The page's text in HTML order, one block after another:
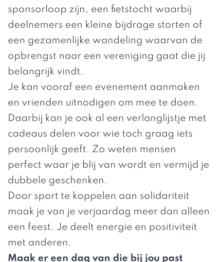
sponsorloop zijn, een fietstocht waarbij
deelnemers een kleine bijdrage storten of
een gezamenlijke wandeling waarvan de
opbrengst naar een vereniging gaat die jij
belangrijk vindt.
Je kan vooraf een evenement aanmaken
en vrienden uitnodigen om mee te doen.
Daarbij kan je ook al een verlanglijstje met
cadeaus delen voor wie toch graag iets
persoonlijk geeft. Zo weten mensen
perfect waar je blij van wordt en vermijd je
dubbele geschenken.
Door sport te koppelen aan solidariteit
maak je van je verjaardag meer dan alleen
een feest. Je deelt energie en positiviteit
met anderen.
Maak er een dag van die bij jou past